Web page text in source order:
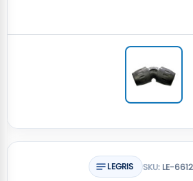
LEGRIS SKU:LE-